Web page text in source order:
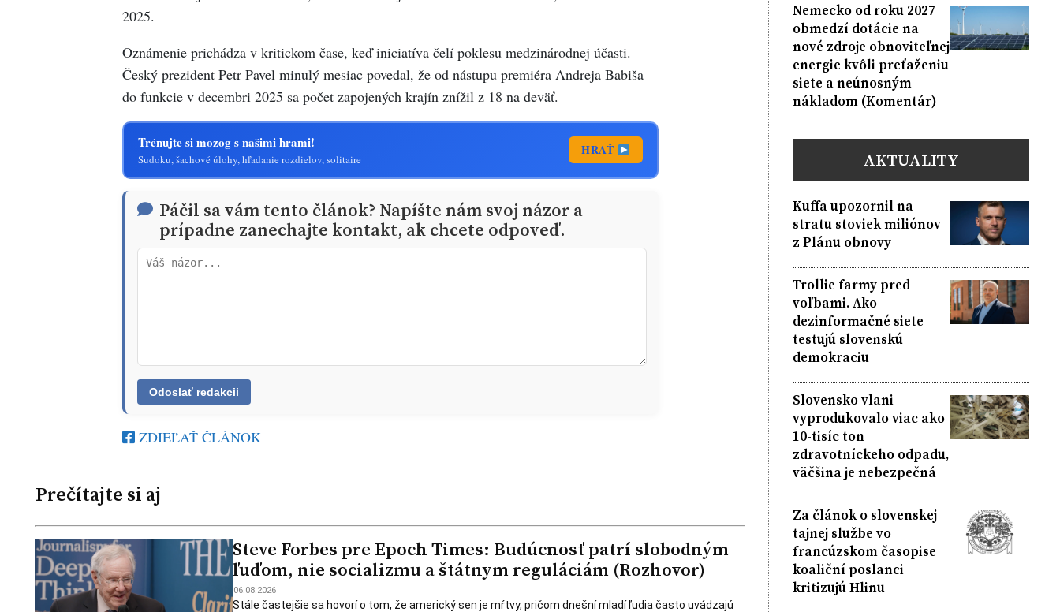
2025.
Oznámenie prichádza v kritickom čase, keď iniciatíva čelí poklesu medzinárodnej účasti.
Český prezident Petr Pavel minulý mesiac povedal, že od nástupu premiéra Andreja Babiša
do funkcie v decembri 2025 sa počet zapojených krajín znížil z 18 na deväť.
Trénujte si mozog s našimi hrami!
Sudoku, šachové úlohy, hľadanie rozdielov, solitaire
HRAŤ
Páčil sa vám tento článok? Napíšte nám svoj názor a
prípadne zanechajte kontakt, ak chcete odpoveď.
ZDIEĽAŤ ČLÁNOK
Prečítajte si aj
Steve Forbes pre Epoch Times: Budúcnosť patrí slobodným
ľuďom, nie socializmu a štátnym reguláciám (Rozhovor)
06.08.2026
Stále častejšie sa hovorí o tom, že americký sen je mŕtvy, pričom dnešní mladí ľudia často uvádzajú
Nemecko od roku 2027
obmedzí dotácie na
nové zdroje obnoviteľnej
energie kvôli preťaženiu
siete a neúnosným
nákladom (Komentár)
AKTUALITY
Kuffa upozornil na
stratu stoviek miliónov
z Plánu obnovy
Trollie farmy pred
voľbami. Ako
dezinformačné siete
testujú slovenskú
demokraciu
Slovensko vlani
vyprodukovalo viac ako
10-tisíc ton
zdravotníckeho odpadu,
väčšina je nebezpečná
Za článok o slovenskej
tajnej službe vo
francúzskom časopise
koaliční poslanci
kritizujú Hlinu